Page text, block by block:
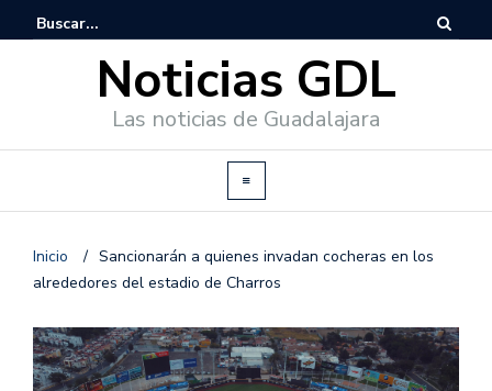
Noticias GDL
Las noticias de Guadalajara
Inicio / Sancionarán a quienes invadan cocheras en los
alrededores del estadio de Charros